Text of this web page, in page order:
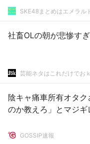
SKE48まとめはエメラル
社畜OLの朝が悲惨す
芸能ネタはこれだけでおｋ
陰キャ痛車所有オタ
のか教えろ」とマジ
GOSSIP速報